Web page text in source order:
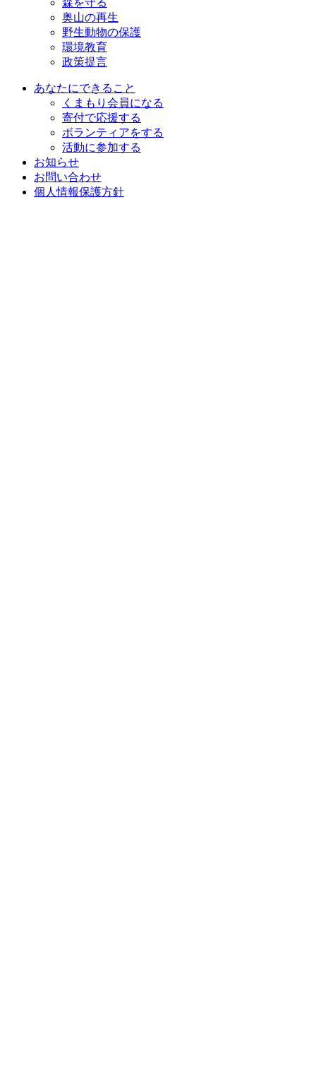
奥山の再生
野生動物の保護
環境教育
政策提言
あなたにできること
くまもり会員になる
寄付で応援する
ボランティアをする
活動に参加する
お知らせ
お問い合わせ
個人情報保護方針